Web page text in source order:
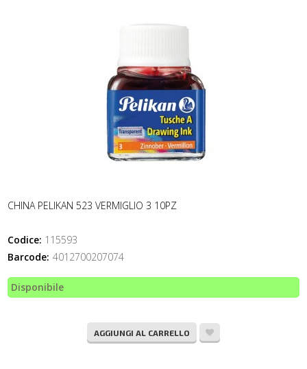
CHINA PELIKAN 523 VERMIGLIO 3 10PZ
Codice: 115593
Barcode: 4012700207074
Disponibile
AGGIUNGI AL CARRELLO